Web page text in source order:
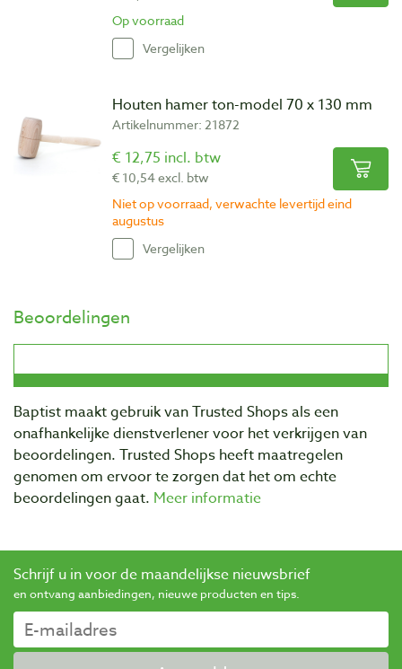
Op voorraad
Vergelijken
Houten hamer ton-model 70 x 130 mm
Artikelnummer: 21872
€ 12,75 incl. btw
€ 10,54 excl. btw
Niet op voorraad, verwachte levertijd eind
augustus
Vergelijken
Beoordelingen
Baptist maakt gebruik van Trusted Shops als een
onafhankelijke dienstverlener voor het verkrijgen van
beoordelingen. Trusted Shops heeft maatregelen
genomen om ervoor te zorgen dat het om echte
beoordelingen gaat. Meer informatie
Schrijf u in voor de maandelijkse nieuwsbrief
en ontvang aanbiedingen, nieuwe producten en tips.